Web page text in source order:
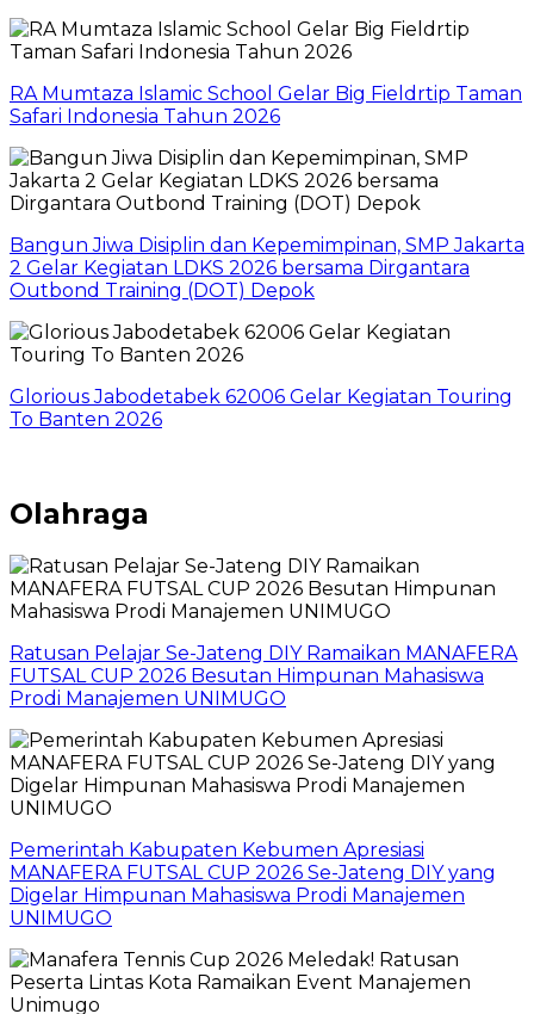
RA Mumtaza Islamic School Gelar Big Fieldrtip Taman
Safari Indonesia Tahun 2026
Bangun Jiwa Disiplin dan Kepemimpinan, SMP Jakarta
2 Gelar Kegiatan LDKS 2026 bersama Dirgantara
Outbond Training (DOT) Depok
Glorious Jabodetabek 62006 Gelar Kegiatan Touring
To Banten 2026
Olahraga
Ratusan Pelajar Se-Jateng DIY Ramaikan MANAFERA
FUTSAL CUP 2026 Besutan Himpunan Mahasiswa
Prodi Manajemen UNIMUGO
Pemerintah Kabupaten Kebumen Apresiasi
MANAFERA FUTSAL CUP 2026 Se-Jateng DIY yang
Digelar Himpunan Mahasiswa Prodi Manajemen
UNIMUGO